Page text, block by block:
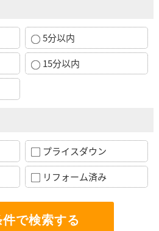
5分以内
15分以内
プライスダウン
リフォーム済み